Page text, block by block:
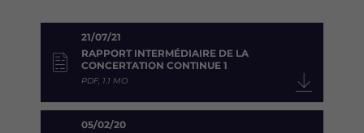
21/07/21
RAPPORT INTERMÉDIAIRE DE LA
CONCERTATION CONTINUE 1
PDF, 1.1 MO
05/02/20